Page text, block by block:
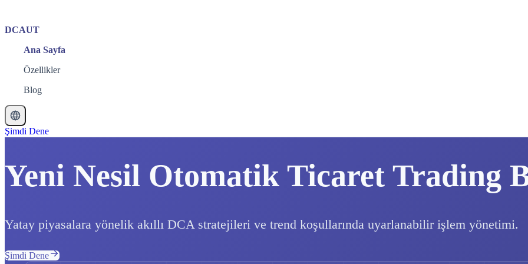
DCAUT
Ana Sayfa
Özellikler
Blog
Şimdi Dene
Yeni Nesil Otomatik Ticaret Trading
Yatay piyasalara yönelik akıllı DCA stratejileri ve trend koşullarında uyarlanabilir işlem yönetimi.
Şimdi Dene